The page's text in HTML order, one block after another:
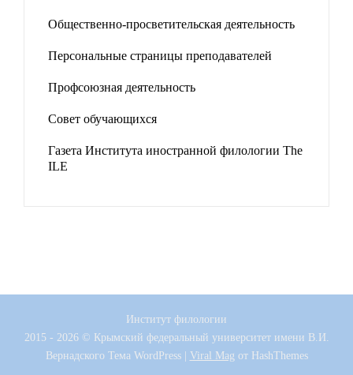
Общественно-просветительская деятельность
Персональные страницы преподавателей
Профсоюзная деятельность
Совет обучающихся
Газета Института иностранной филологии The
ILE
Институт филологии
2015 - 2026 © Крымский федеральный университет имени В.И.
ВернадскогоТема WordPress | Viral Mag от HashThemes